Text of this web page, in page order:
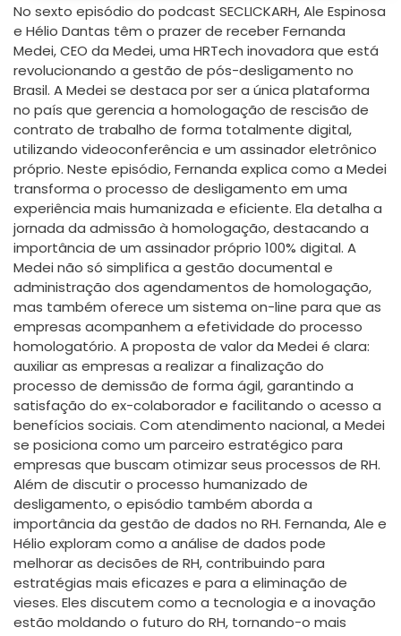
No sexto episódio do podcast SECLICKARH, Ale Espinosa
e Hélio Dantas têm o prazer de receber Fernanda
Medei, CEO da Medei, uma HRTech inovadora que está
revolucionando a gestão de pós-desligamento no
Brasil. A Medei se destaca por ser a única plataforma
no país que gerencia a homologação de rescisão de
contrato de trabalho de forma totalmente digital,
utilizando videoconferência e um assinador eletrônico
próprio. Neste episódio, Fernanda explica como a Medei
transforma o processo de desligamento em uma
experiência mais humanizada e eficiente. Ela detalha a
jornada da admissão à homologação, destacando a
importância de um assinador próprio 100% digital. A
Medei não só simplifica a gestão documental e
administração dos agendamentos de homologação,
mas também oferece um sistema on-line para que as
empresas acompanhem a efetividade do processo
homologatório. A proposta de valor da Medei é clara:
auxiliar as empresas a realizar a finalização do
processo de demissão de forma ágil, garantindo a
satisfação do ex-colaborador e facilitando o acesso a
benefícios sociais. Com atendimento nacional, a Medei
se posiciona como um parceiro estratégico para
empresas que buscam otimizar seus processos de RH.
Além de discutir o processo humanizado de
desligamento, o episódio também aborda a
importância da gestão de dados no RH. Fernanda, Ale e
Hélio exploram como a análise de dados pode
melhorar as decisões de RH, contribuindo para
estratégias mais eficazes e para a eliminação de
vieses. Eles discutem como a tecnologia e a inovação
estão moldando o futuro do RH, tornando-o mais